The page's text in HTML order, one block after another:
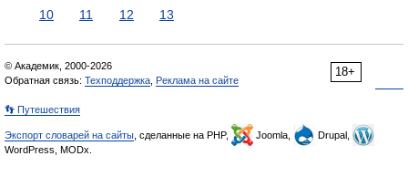
10
11 12 13
18+
© Академик, 2000-2026
Обратная связь: Техподдержка Реклама на сайте
👣 Путешествия
Экспорт словарей на сайты , сделанные на PHP, Joomla,
Drupal,
WordPress, MODx.